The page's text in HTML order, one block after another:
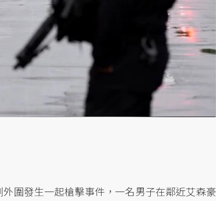
圍發生一起槍擊事件，一名男子在鄰近艾森豪